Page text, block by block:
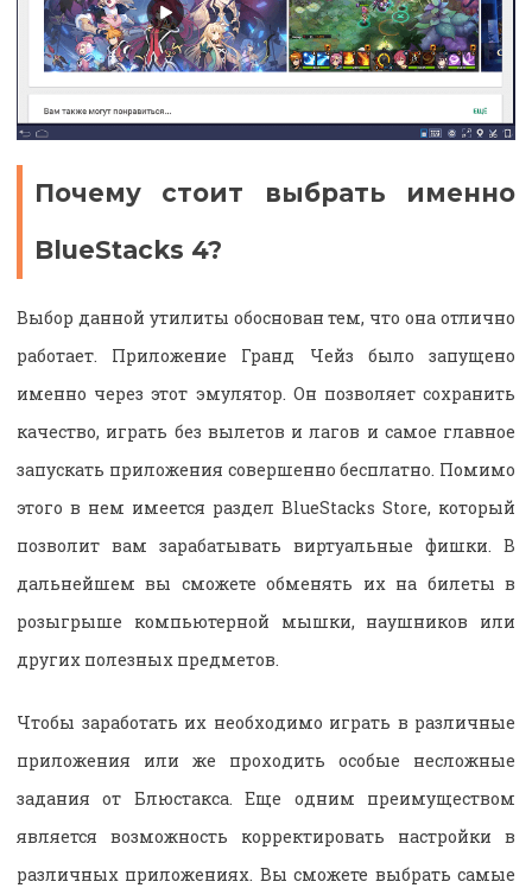
Почему стоит выбрать именно
BlueStacks 4?
Выбор данной утилиты обоснован тем, что она отлично
работает. Приложение Гранд Чейз было запущено
именно через этот эмулятор. Он позволяет сохранить
качество, играть без вылетов и лагов и самое главное
запускать приложения совершенно бесплатно. Помимо
этого в нем имеется раздел BlueStacks Store, который
позволит вам зарабатывать виртуальные фишки. В
дальнейшем вы сможете обменять их на билеты в
розыгрыше компьютерной мышки, наушников или
других полезных предметов.
Чтобы заработать их необходимо играть в различные
приложения или же проходить особые несложные
задания от Блюстакса. Еще одним преимуществом
является возможность корректировать настройки в
различных приложениях. Вы сможете выбрать самые